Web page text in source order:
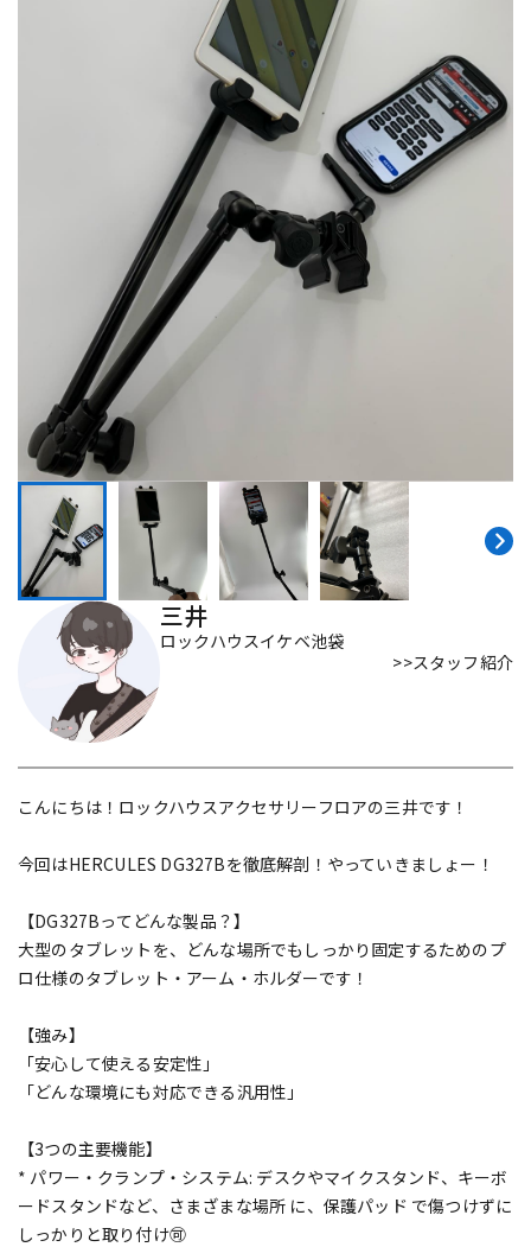
パーカッション
電子ピアノ
その他楽器
アンプ
DJ機器
DTM オンライン納品 レコーディング機器
配信/ライブ機器 楽器アクセサリ
中古 ヴィンテージ
三井
ロックハウスイケベ池袋
>>スタッフ紹介
こんにちは！ロックハウスアクセサリーフロアの三井です！
今回はHERCULES DG327Bを徹底解剖！やっていきましょー！
【DG327Bってどんな製品？】
大型のタブレットを、どんな場所でもしっかり固定するためのプ
ロ仕様のタブレット・アーム・ホルダーです！
【強み】
「安心して使える安定性」
「どんな環境にも対応できる汎用性」
【3つの主要機能】
* パワー・クランプ・システム: デスクやマイクスタンド、キーボ
ードスタンドなど、さまざまな場所 に、保護パッド で傷つけずに
しっかりと取り付け🉑